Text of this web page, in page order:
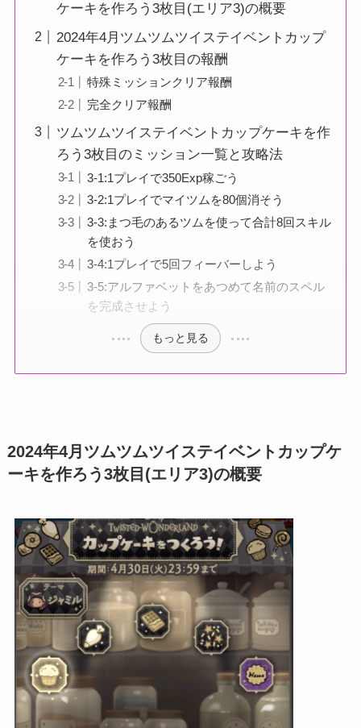
ケーキを作ろう3枚目(エリア3)の概要
2024年4月ツムツムツイステイベントカップ
ケーキを作ろう3枚目の報酬
特殊ミッションクリア報酬
完全クリア報酬
ツムツムツイステイベントカップケーキを作
ろう3枚目のミッション一覧と攻略法
3-1:1プレイで350Exp稼ごう
3-2:1プレイでマイツムを80個消そう
3-3:まつ毛のあるツムを使って合計8回スキル
を使おう
3-4:1プレイで5回フィーバーしよう
3-5:アルファベットをあつめて名前のスペル
を完成させよう
もっと見る
2024年4月ツムツムツイステイベントカップケ
ーキを作ろう3枚目(エリア3)の概要